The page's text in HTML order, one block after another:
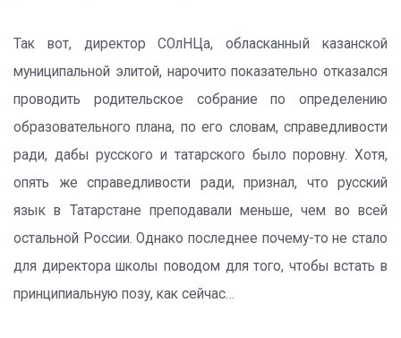
Так вот, директор СОлНЦа, обласканный казанской
муниципальной элитой, нарочито показательно отказался
проводить родительское собрание по определению
образовательного плана, по его словам, справедливости
ради, дабы русского и татарского было поровну. Хотя,
опять же справедливости ради, признал, что русский
язык в Татарстане преподавали меньше, чем во всей
остальной России. Однако последнее почему-то не стало
для директора школы поводом для того, чтобы встать в
принципиальную позу, как сейчас…